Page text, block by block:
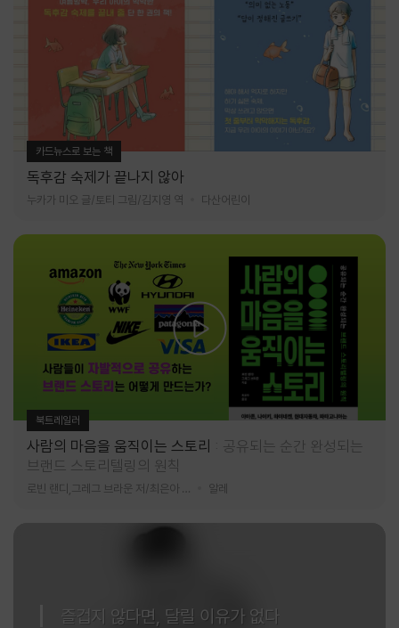
카드뉴스로 보는 책
독후감 숙제가 끝나지 않아
누카가 미오 글/토티 그림/김지영 역 다산어린이
북트레일러
사람의 마음을 움직이는 스토리
공유되는 순간 완성되는
브랜드 스토리텔링의 원칙
알레
즐겁지 않다면, 달릴 이유가 없다